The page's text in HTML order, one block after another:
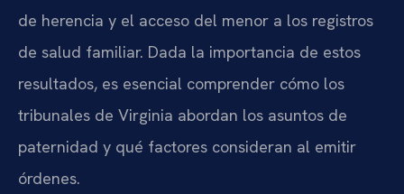
de herencia y el acceso del menor a los registros
de salud familiar. Dada la importancia de estos
resultados, es esencial comprender cómo los
tribunales de Virginia abordan los asuntos de
paternidad y qué factores consideran al emitir
órdenes.